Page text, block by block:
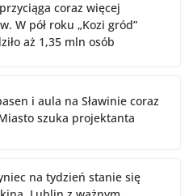
coraz więcej
W pół roku „Kozi gród”
aż 1,35 mln osób
i aula na Sławinie coraz
szuka projektanta
na tydzień stanie się